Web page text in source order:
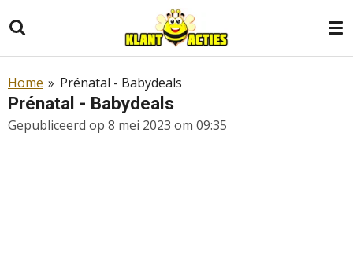
direct
naar
hoofdinhoud
Home » Prénatal - Babydeals
Prénatal - Babydeals
Gepubliceerd op 8 mei 2023 om 09:35